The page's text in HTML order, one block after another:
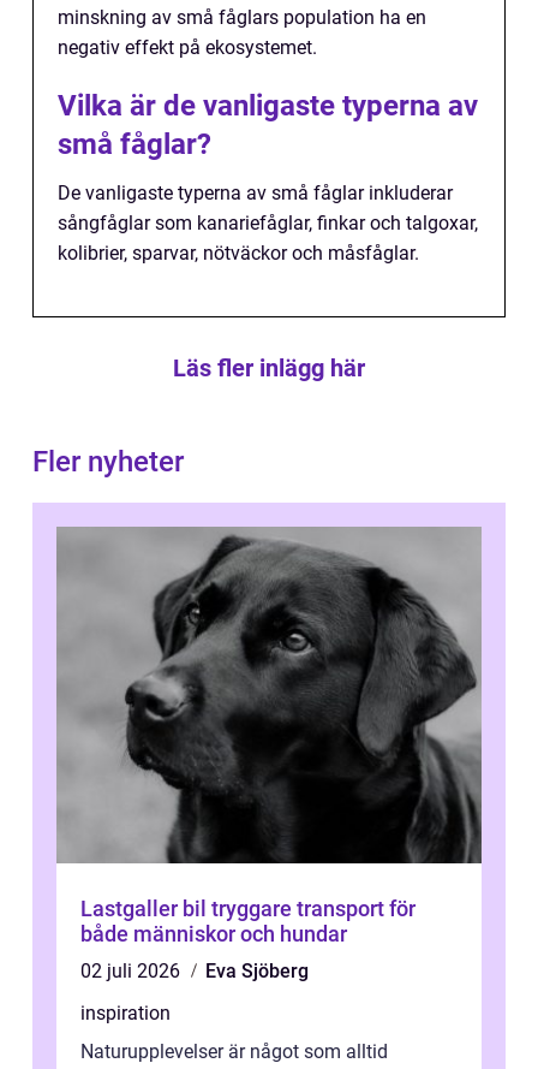
minskning av små fåglars population ha en
negativ effekt på ekosystemet.
Vilka är de vanligaste typerna av
små fåglar?
De vanligaste typerna av små fåglar inkluderar
sångfåglar som kanariefåglar, finkar och talgoxar,
kolibrier, sparvar, nötväckor och måsfåglar.
Läs fler inlägg här
Fler nyheter
Lastgaller bil tryggare transport för
både människor och hundar
02 juli 2026
Eva Sjöberg
inspiration
Naturupplevelser är något som alltid